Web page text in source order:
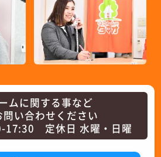
ムに関する事など
問い合わせください
17:30 定休日 水曜・日曜